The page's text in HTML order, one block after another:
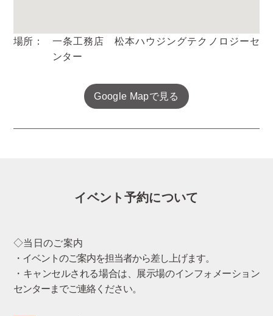
場所：
一条工務店 松本ハウジングテクノロジーセ
ンター
Google Mapで見る
イベント予約について
◇当日のご案内
・イベントのご案内を担当者から差し上げます。
・キャンセルされる場合は、展示場のインフォメーション
センターまでご連絡ください。